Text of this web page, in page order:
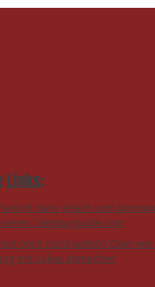
Links:
Ganz eifach und
Getyourguide.com
noch nicht wohin? Oder
mit Lukas abmachen